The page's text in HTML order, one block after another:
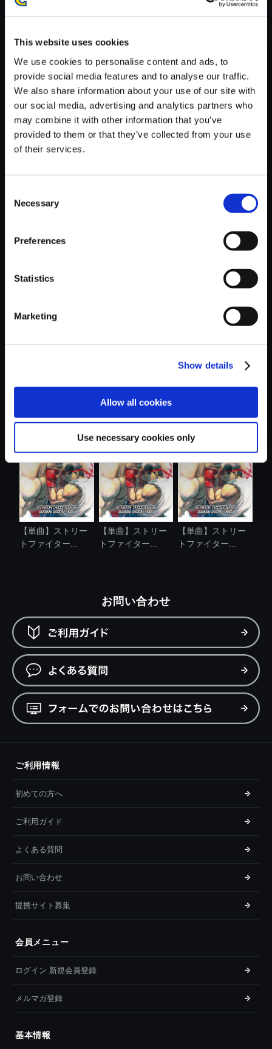
This website uses cookies
We use cookies to personalise content and ads, to
provide social media features and to analyse our traffic.
We also share information about your use of our site with
our social media, advertising and analytics partners who
may combine it with other information that you’ve
provided to them or that they’ve collected from your use
of their services.
Selection
Necessary
Preferences
Statistics
Marketing
Show details
Allow all cookies
Use necessary cookies only
※ご購入いただいたファイルのダウンロードの際には、通信環境
【単曲】ストリートファイターI
Vシリーズ サウンドBOX Super
Promotion Trailer 1 （Characte
おすすめ商品
トファイター...
トファイター...
トファイター...
【単曲】ストリー
トファイター...
【単曲】ストリー
トファイター...
【単曲】ストリー
トファイター...
お問い合わせ
ご利用情報
初めての方へ
ご利用ガイド
よくある質問
お問い合わせ
提携サイト募集
会員メニュー
ログイン 新規会員登録
メルマガ登録
基本情報